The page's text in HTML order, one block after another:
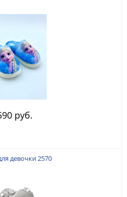
руб.
девочки 2570